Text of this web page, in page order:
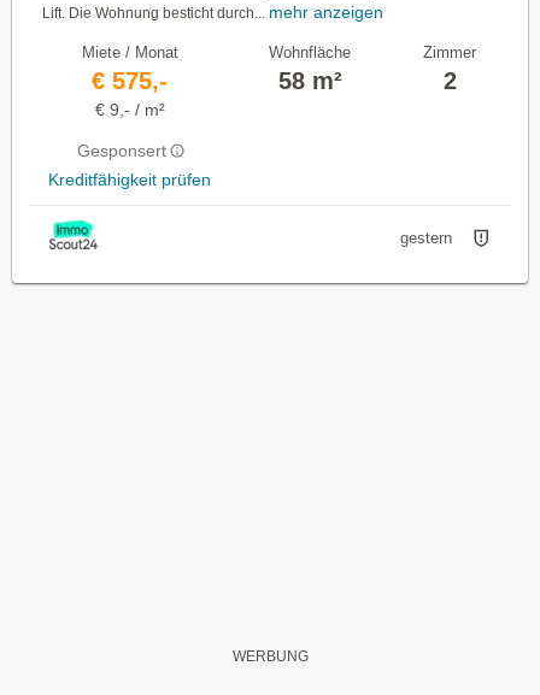
Lift. Die Wohnung besticht durch... mehr anzeigen
Miete / Monat
€ 575,-
€ 9,- / m²
Gesponsert
Kreditfähigkeit prüfen
Wohnfläche
58 m²
Zimmer
2
gestern